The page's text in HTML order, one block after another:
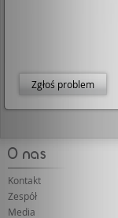
Zgłoś problem
Kontakt
Zespół
Media